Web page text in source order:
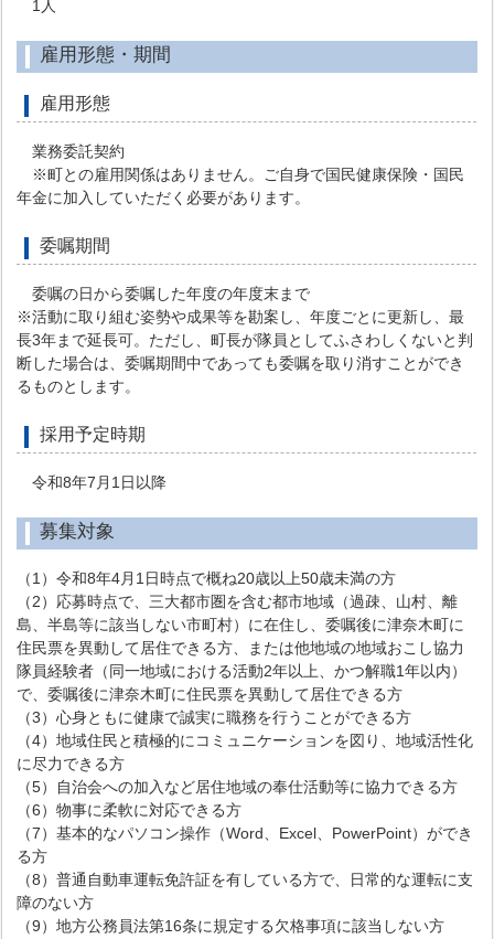
1人
雇用形態・期間
雇用形態
業務委託契約
※町との雇用関係はありません。ご自身で国民健康保険・国民
年金に加入していただく必要があります。
委嘱期間
委嘱の日から委嘱した年度の年度末まで
※活動に取り組む姿勢や成果等を勘案し、年度ごとに更新し、最
長3年まで延長可。ただし、町長が隊員としてふさわしくないと判
断した場合は、委嘱期間中であっても委嘱を取り消すことができ
るものとします。
採用予定時期
令和8年7月1日以降
募集対象
（1）令和8年4月1日時点で概ね20歳以上50歳未満の方
（2）応募時点で、三大都市圏を含む都市地域（過疎、山村、離
島、半島等に該当しない市町村）に在住し、委嘱後に津奈木町に
住民票を異動して居住できる方、または他地域の地域おこし協力
隊員経験者（同一地域における活動2年以上、かつ解職1年以内）
で、委嘱後に津奈木町に住民票を異動して居住できる方
（3）心身ともに健康で誠実に職務を行うことができる方
（4）地域住民と積極的にコミュニケーションを図り、地域活性化
に尽力できる方
（5）自治会への加入など居住地域の奉仕活動等に協力できる方
（6）物事に柔軟に対応できる方
（7）基本的なパソコン操作（Word、Excel、PowerPoint）ができ
る方
（8）普通自動車運転免許証を有している方で、日常的な運転に支
障のない方
（9）地方公務員法第16条に規定する欠格事項に該当しない方